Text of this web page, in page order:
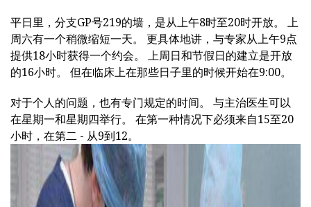
平日里，分支GP号219的墙，是从上午8时至20时开放。 上
周六有一个稍微缩短一天。 更具体地讲，与专家从上午9点
提供18小时获得一个约会。 上周日和节假日的建立是开放
的16小时。 但在临床上在那些日子里的时候开始在9:00。
对于个人的问题，也有专门规定的时间。 与主治医生可以
在星期一和星期四举行。 在第一种情况下必须来自15至20
小时，在第二 - 从9到12。